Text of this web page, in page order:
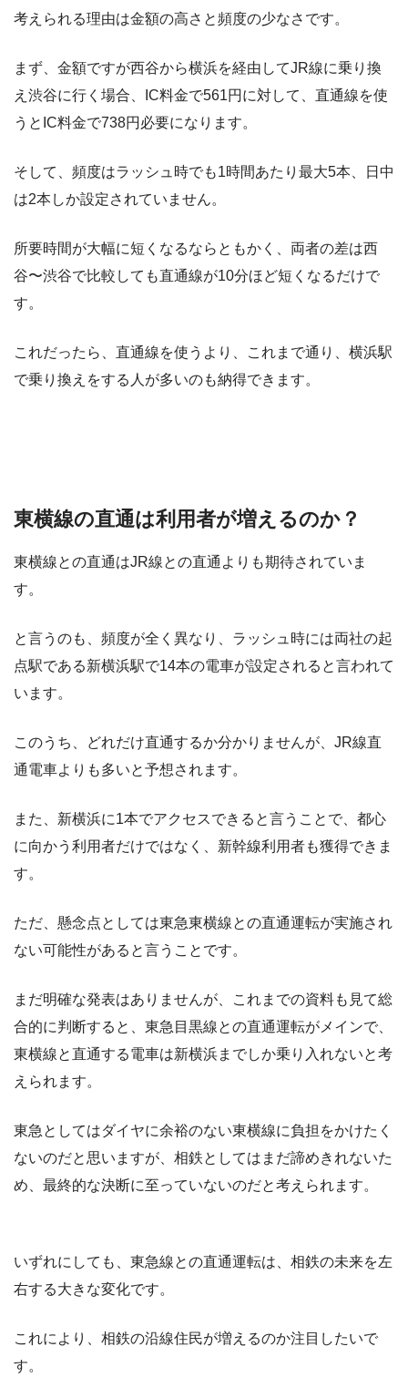
考えられる理由は金額の高さと頻度の少なさです。
まず、金額ですが西谷から横浜を経由してJR線に乗り換
え渋谷に行く場合、IC料金で561円に対して、直通線を使
うとIC料金で738円必要になります。
そして、頻度はラッシュ時でも1時間あたり最大5本、日中
は2本しか設定されていません。
所要時間が大幅に短くなるならともかく、両者の差は西
谷〜渋谷で比較しても直通線が10分ほど短くなるだけで
す。
これだったら、直通線を使うより、これまで通り、横浜駅
で乗り換えをする人が多いのも納得できます。
東横線の直通は利用者が増えるのか？
東横線との直通はJR線との直通よりも期待されていま
す。
と言うのも、頻度が全く異なり、ラッシュ時には両社の起
点駅である新横浜駅で14本の電車が設定されると言われて
います。
このうち、どれだけ直通するか分かりませんが、JR線直
通電車よりも多いと予想されます。
また、新横浜に1本でアクセスできると言うことで、都心
に向かう利用者だけではなく、新幹線利用者も獲得できま
す。
ただ、懸念点としては東急東横線との直通運転が実施され
ない可能性があると言うことです。
まだ明確な発表はありませんが、これまでの資料も見て総
合的に判断すると、東急目黒線との直通運転がメインで、
東横線と直通する電車は新横浜までしか乗り入れないと考
えられます。
東急としてはダイヤに余裕のない東横線に負担をかけたく
ないのだと思いますが、相鉄としてはまだ諦めきれないた
め、最終的な決断に至っていないのだと考えられます。
いずれにしても、東急線との直通運転は、相鉄の未来を左
右する大きな変化です。
これにより、相鉄の沿線住民が増えるのか注目したいで
す。